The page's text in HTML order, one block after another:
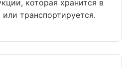
которая хранится в
транспортируется.